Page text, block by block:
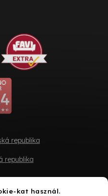
kat használ.
republika
republika